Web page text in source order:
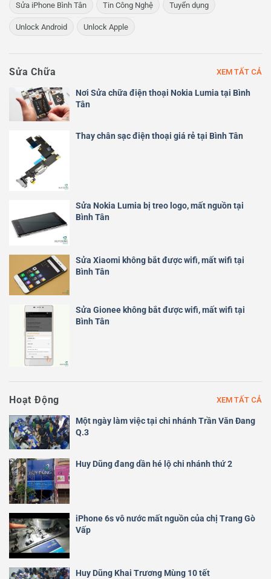
Sửa iPhone Bình Tân Tin Công Nghệ Tuyển dụng
Unlock Android Unlock Apple
Sửa Chữa XEM TẤT CẢ
Nơi Sửa chữa điện thoại Nokia Lumia tại Bình
Tân
Thay chân sạc điện thoại giá rẻ tại Bình Tân
Sửa Nokia Lumia bị treo logo, mất nguồn tại
Bình Tân
Sửa Xiaomi không bắt được wifi, mất wifi tại
Bình Tân
Sửa Gionee không bắt được wifi, mất wifi tại
Bình Tân
Hoạt Động XEM TẤT CẢ
Một ngày làm việc tại chi nhánh Trần Văn Đang
Q.3
Huy Dũng đang dần hé lộ chi nhánh thứ 2
iPhone 6s vô nước mất nguồn của chị Trang Gò
Vấp
Huy Dũng Khai Trương Mùng 10 tết